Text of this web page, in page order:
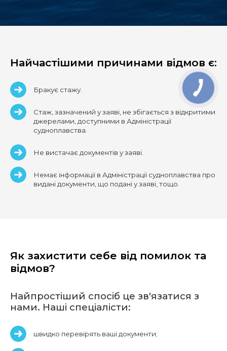
Найчастішими причинами відмов є:
Бракує стажу.
Стаж, зазначений у заяві, не збігається з відкритими
джерелами, доступними в Адміністрації
судноплавства.
Не вистачає документів у заяві.
Немає інформації в Адміністрації судноплавства про
видані документи, що подані у заяві, тощо.
Як захистити себе від помилок та
відмов?
Найпростіший спосіб це зв'язатися з
нами. Наші спеціалісти:
швидко перевірять ваші документи;